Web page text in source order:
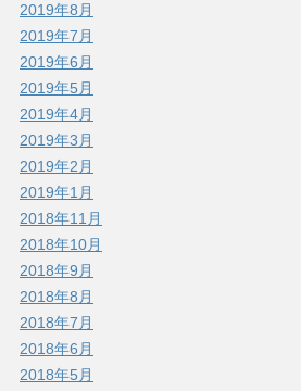
2019年8月
2019年7月
2019年6月
2019年5月
2019年4月
2019年3月
2019年2月
2019年1月
2018年11月
2018年10月
2018年9月
2018年8月
2018年7月
2018年6月
2018年5月